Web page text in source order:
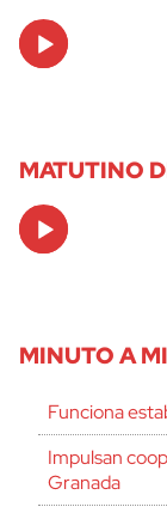
Audio
Player
MATUTINO
Audio
Player
MINUTO A
Funciona
Impulsan
Granada